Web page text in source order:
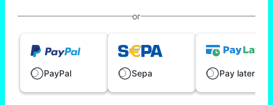
or
PayPal Sepa Pay later